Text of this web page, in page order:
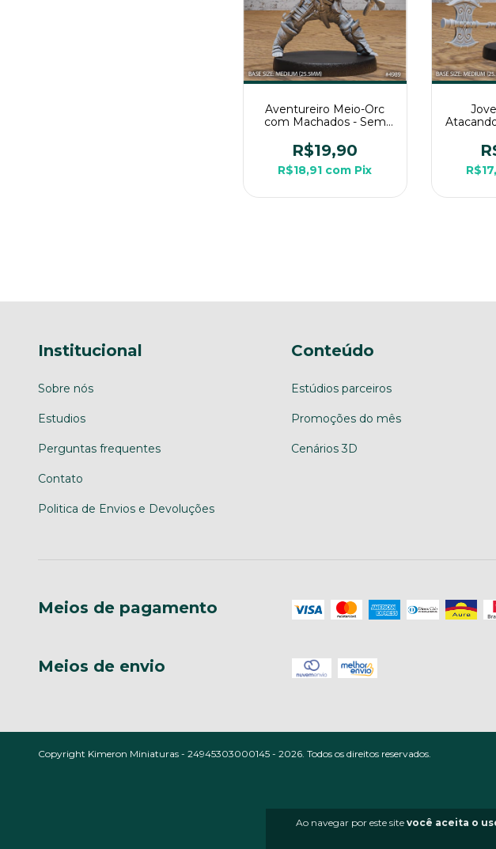
Ao navegar por este site você aceita o
Aventureiro Meio-Orc
com Machados - Sem
Média Para Rpg de
Mesa
R$19,90
R$18,91 com Pix
Institucional
Sobre nós
Estudios
Perguntas frequentes
Contato
Politica de Envios e Devoluções
Conteúdo
Estúdios parceiros
Promoções do mês
Cenários 3D
Meios de pagamento
Meios de envio
Copyright Kimeron Miniaturas - 24945303000145 - 2026. Todos os direitos reservados.